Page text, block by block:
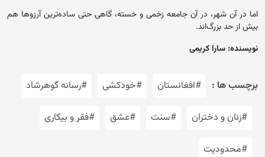
اما در آن شهر، در آن جامعه زخمی و خسته، گاهی حتی ساده‌ترین آرزوها هم
بیش از حد بزرگ‌اند.
نویسنده: سارا کریمی
برچسب ها : #افغانستان #خودکشی #رسانه گوهرشاد
#زنان و دختران #سنت #عشق #فقر و بیکاری
#محدودیت